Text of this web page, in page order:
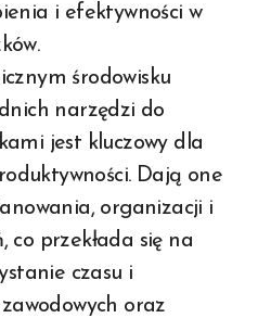
i efektywności w
środowisku
narzędzi do
jest kluczowy dla
Dają one
organizacji i
przekłada się na
czasu i
oraz